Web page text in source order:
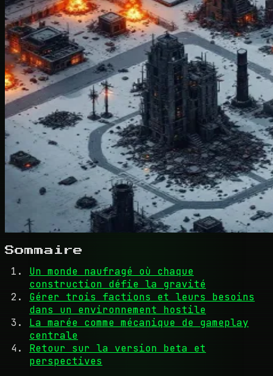
Sommaire
Un monde naufragé où chaque
construction défie la gravité
Gérer trois factions et leurs besoins
dans un environnement hostile
La marée comme mécanique de gameplay
centrale
Retour sur la version beta et
perspectives